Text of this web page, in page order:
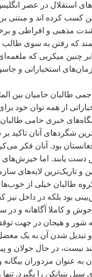
های استقلال در عصر
کسب کرده اند و مبتنی بر
مذهبی و افراطی و
که رفتن به سوی
چنین میکربی که ملغمه
های استخباراتی و
طالبان حامیان بین
از همه توان خود
های خبری حامی
شگردهای آنان تاکید
بود. آنان فکر می
دست یابند. اما خیزشهای
و تاریکترین لایههای
طالبان خیلی از خوب
بینی بود بلکه در داخل
جوش و کاملا آگاهانه و در
شور و هیجان در جهت
تبدیل شدن آن به یک
نیست، در حال جولان و
عنوان مزدوران بیگانه
سیل بنیانکن را بگیرد.